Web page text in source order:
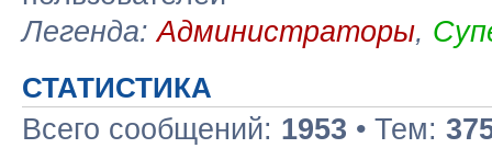
Легенда:Администраторы,
СТАТИСТИКА
Всего сообщений: 1953 • Тем: